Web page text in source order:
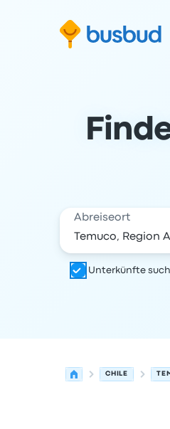
Suchformular springen
Zum Inhalt springen
Zur Fußzeile springen
Abreiseort
Unterkünfte
CHILE